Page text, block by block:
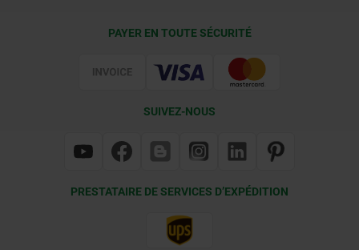
PAYER EN TOUTE SÉCURITÉ
SUIVEZ-NOUS
PRESTATAIRE DE SERVICES D’EXPÉDITION